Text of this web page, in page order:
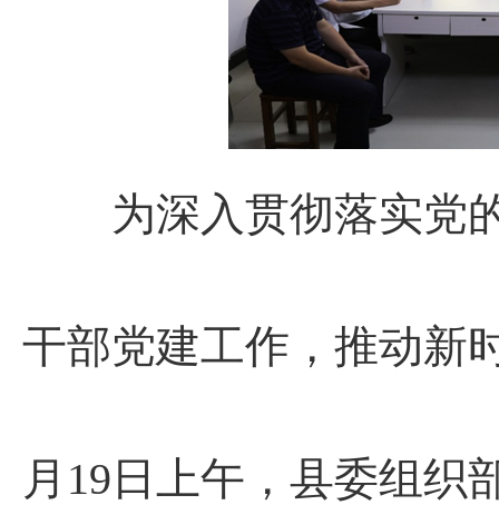
为深入贯彻落实党的
干部党建工作，推动新
月19日上午，县委组织